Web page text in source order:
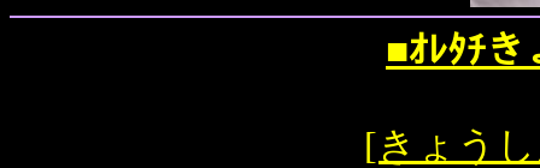
■ｵﾚﾀﾁ
[きょう